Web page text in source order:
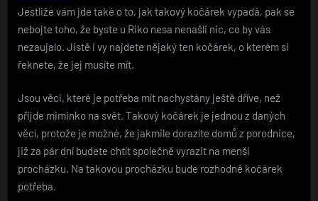
Jestliže vám jde také o to, jak takový kočárek vypadá, pak se
nebojte toho, že byste u Riko nesa nenašli nic, co by vás
nezaujalo. Jistě i vy najdete nějaký ten kočárek, o kterém si
řeknete, že jej musíte mít.
Jsou věci, které je potřeba mít nachystány ještě dříve, než
přijde miminko na svět. Takový kočárek je jednou z daných
věcí, protože je možné, že jakmile dorazíte domů z porodnice,
již za pár dní budete chtít společně vyrazit na menší
procházku. Na takovou procházku bude rozhodně kočárek
potřeba.